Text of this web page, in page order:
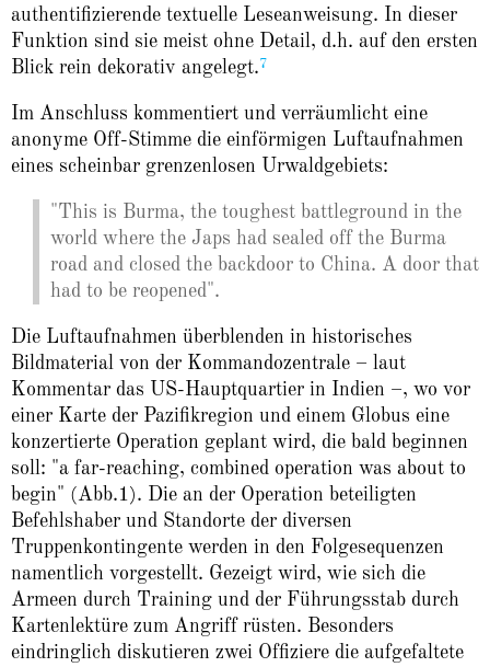
authentifizierende textuelle Leseanweisung. In dieser
Funktion sind sie meist ohne Detail, d.h. auf den ersten
Blick rein dekorativ angelegt.7
Im Anschluss kommentiert und verräumlicht eine
anonyme Off-Stimme die einförmigen Luftaufnahmen
eines scheinbar grenzenlosen Urwaldgebiets:
"This is Burma, the toughest battleground in the
world where the Japs had sealed off the Burma
road and closed the backdoor to China. A door that
had to be reopened".
Die Luftaufnahmen überblenden in historisches
Bildmaterial von der Kommandozentrale – laut
Kommentar das US-Hauptquartier in Indien –, wo vor
einer Karte der Pazifikregion und einem Globus eine
konzertierte Operation geplant wird, die bald beginnen
soll: "a far-reaching, combined operation was about to
begin" (Abb.1). Die an der Operation beteiligten
Befehlshaber und Standorte der diversen
Truppenkontingente werden in den Folgesequenzen
namentlich vorgestellt. Gezeigt wird, wie sich die
Armeen durch Training und der Führungsstab durch
Kartenlektüre zum Angriff rüsten. Besonders
eindringlich diskutieren zwei Offiziere die aufgefaltete